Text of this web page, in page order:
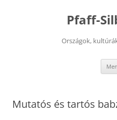
Pfaff-
Országok,
Mutatós és tartós